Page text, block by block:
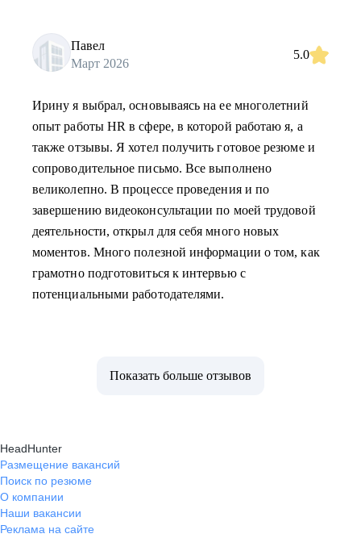
Павел
Март 2026
5.0
Ирину я выбрал, основываясь на ее многолетний
опыт работы HR в сфере, в которой работаю я, а
также отзывы. Я хотел получить готовое резюме и
сопроводительное письмо. Все выполнено
великолепно. В процессе проведения и по
завершению видеоконсультации по моей трудовой
деятельности, открыл для себя много новых
моментов. Много полезной информации о том, как
грамотно подготовиться к интервью с
потенциальными работодателями.
Показать больше отзывов
HeadHunter
Размещение вакансий
Поиск по резюме
О компании
Наши вакансии
Реклама на сайте